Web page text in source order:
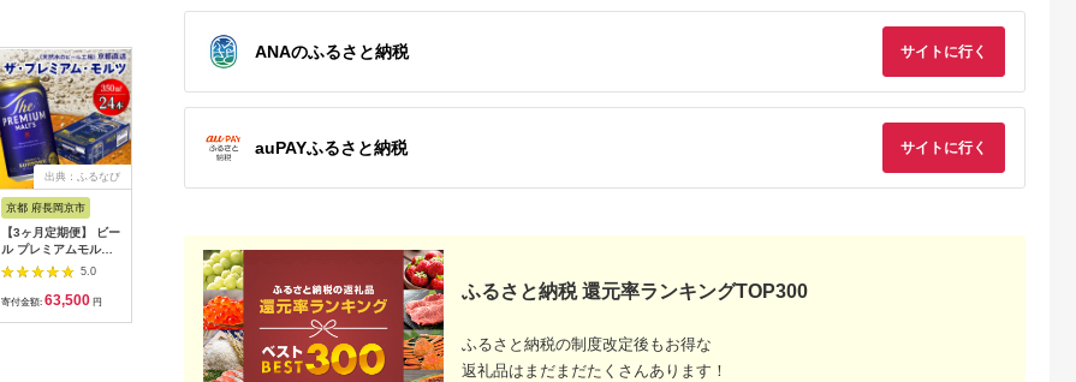
出典：ふるなび
京都 府長岡京市
【3ヶ月定期便】 ビー
ル プレミアムモルツ
350ml×24本
5.0
寄付金額: 63,500 円
常陸野ネストビール
ハニーヴァイツェン
入り 飲み比べ 3種 8
本セット C 2025年11
月中旬発送開始 クラ
フトビール ネストビ
ール 木内酒造 飲み比
べ はちみつ 限定
[CJ007sa]
5.0
寄付金額:16,000 円
【定期便5回】キリン
ラガービール
350ml（24本）福岡
工場産 ビール キリン
ビール お酒 アルコー
ル飲料 5回お届け 代
表的 爽やか 香り きめ
細かい泡 飲みごたえ
晩酌
5.0
寄付金額: 86,000円
【全11回定期便】サ
缶 /ビール お酒 エビ
ス 大分 日田 サッポロ
寄付金額:176,000 円
【2ヶ月定期便】ビー
ース×2ヶ月 究極の辛
口
寄付金額: 31,000
出典：ANAのふるさと
青空エールこだわりの
種6本（500mlペット
ボトル×6本） 青空エ
月岡ブルワリー クラ
ANAのふるさと納税 サイトに行く
auPAYふるさと納税 サイトに行く
ふるさと納税 還元率ランキングTOP300
ふるさと納税の制度改定後もお得な
返礼品はまだまだたくさんあります！